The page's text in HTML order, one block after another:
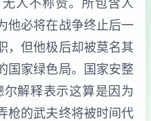
他必将在战争终止后一
，但他极后却被莫名其
国家绿色局。国家安整
尔解释表示这算是因为
枪的武夫终将被时间代